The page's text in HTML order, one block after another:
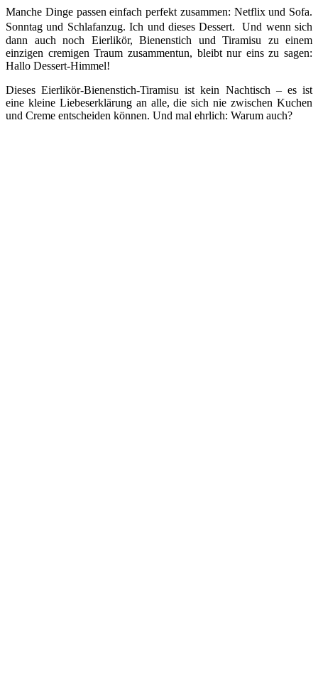
Manche Dinge passen einfach perfekt zusammen: Netflix und Sofa.
Sonntag und Schlafanzug. Ich und dieses Dessert. Und wenn sich
dann auch noch Eierlikör, Bienenstich und Tiramisu zu einem
einzigen cremigen Traum zusammentun, bleibt nur eins zu sagen:
Hallo Dessert-Himmel!
Dieses Eierlikör-Bienenstich-Tiramisu ist kein Nachtisch – es ist
eine kleine Liebeserklärung an alle, die sich nie zwischen Kuchen
und Creme entscheiden können. Und mal ehrlich: Warum auch?